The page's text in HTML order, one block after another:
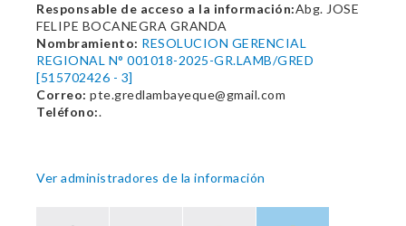
Responsable de acceso a la información:Abg. JOSE
FELIPE BOCANEGRA GRANDA
Nombramiento: RESOLUCION GERENCIAL
REGIONAL N° 001018-2025-GR.LAMB/GRED
[515702426 - 3]
Correo: pte.gredlambayeque@gmail.com
Teléfono:.
Ver administradores de la información